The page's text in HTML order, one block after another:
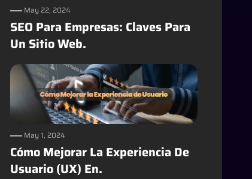
May 22, 2024
SEO Para Empresas: Claves Para
Un Sitio Web.
May 1, 2024
Cómo Mejorar La Experiencia De
Usuario (UX) En.